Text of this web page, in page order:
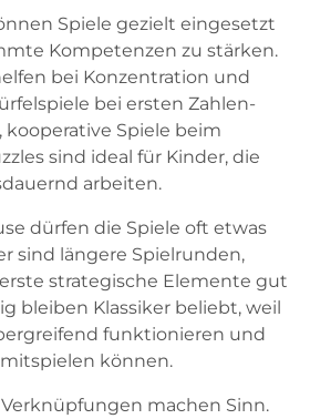
Spiele gezielt eingesetzt
Kompetenzen zu stärken.
bei Konzentration und
bei ersten Zahlen-
Spiele beim
sind ideal für Kinder, die
arbeiten.
dürfen die Spiele oft etwas
sind längere Spielrunden,
strategische Elemente gut
bleiben Klassiker beliebt, weil
funktionieren und
können.
machen Sinn.